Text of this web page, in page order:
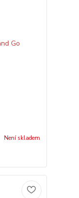
Není skladem